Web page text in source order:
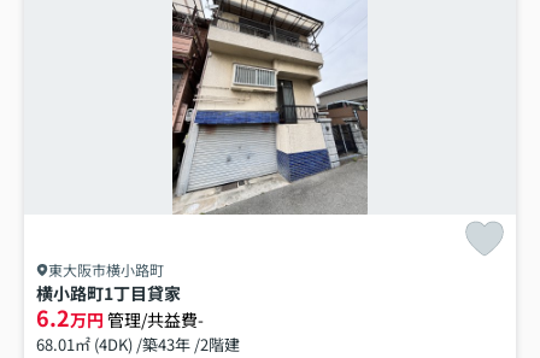
東大阪市横小路町
横小路町1丁目貸家
6.2万円 管理/共益費-
68.01㎡ (4DK) /築43年 /2階建